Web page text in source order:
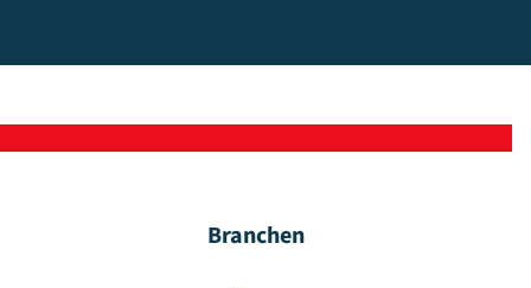
Branchen